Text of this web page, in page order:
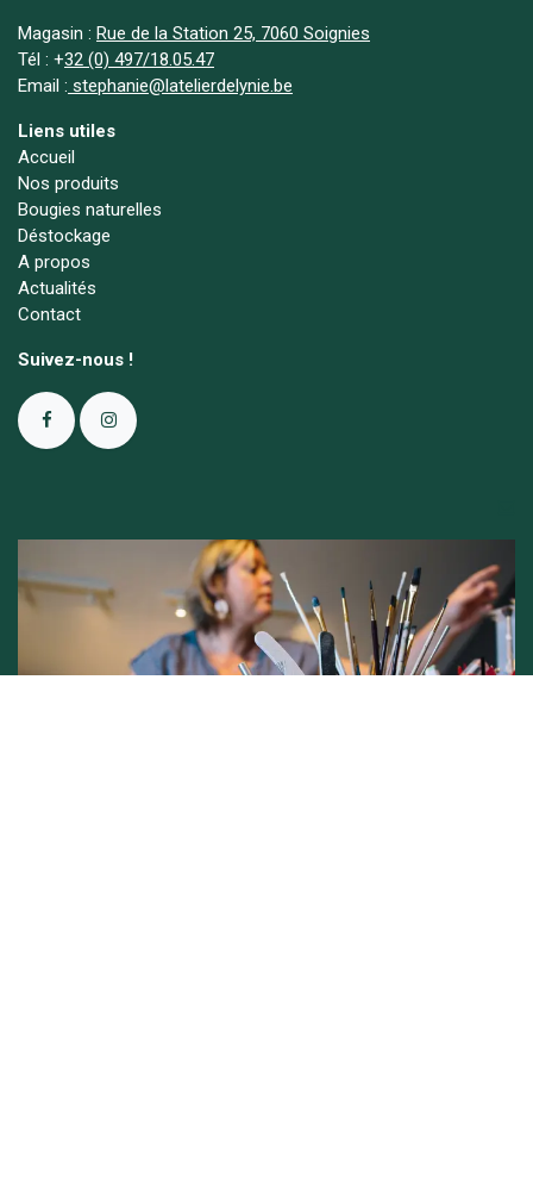
Magasin : Rue de la Station 25, 7060 Soignies
Tél : +32 (0) 497/18.05.47
Email : stephanie@latelierdelynie.be
Liens utiles
Accueil
Nos produits
Bougies naturelles
Déstockage
A propos
Actualités
Contact
Suivez-nous !